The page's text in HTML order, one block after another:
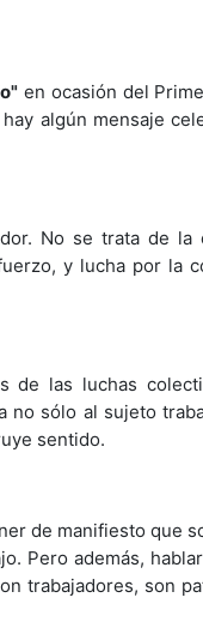
en ocasión del
algún mensaje
No se trata de la
y lucha por la
de las luchas
no sólo al sujeto
sentido.
de manifiesto que
Pero además,
trabajadores, son